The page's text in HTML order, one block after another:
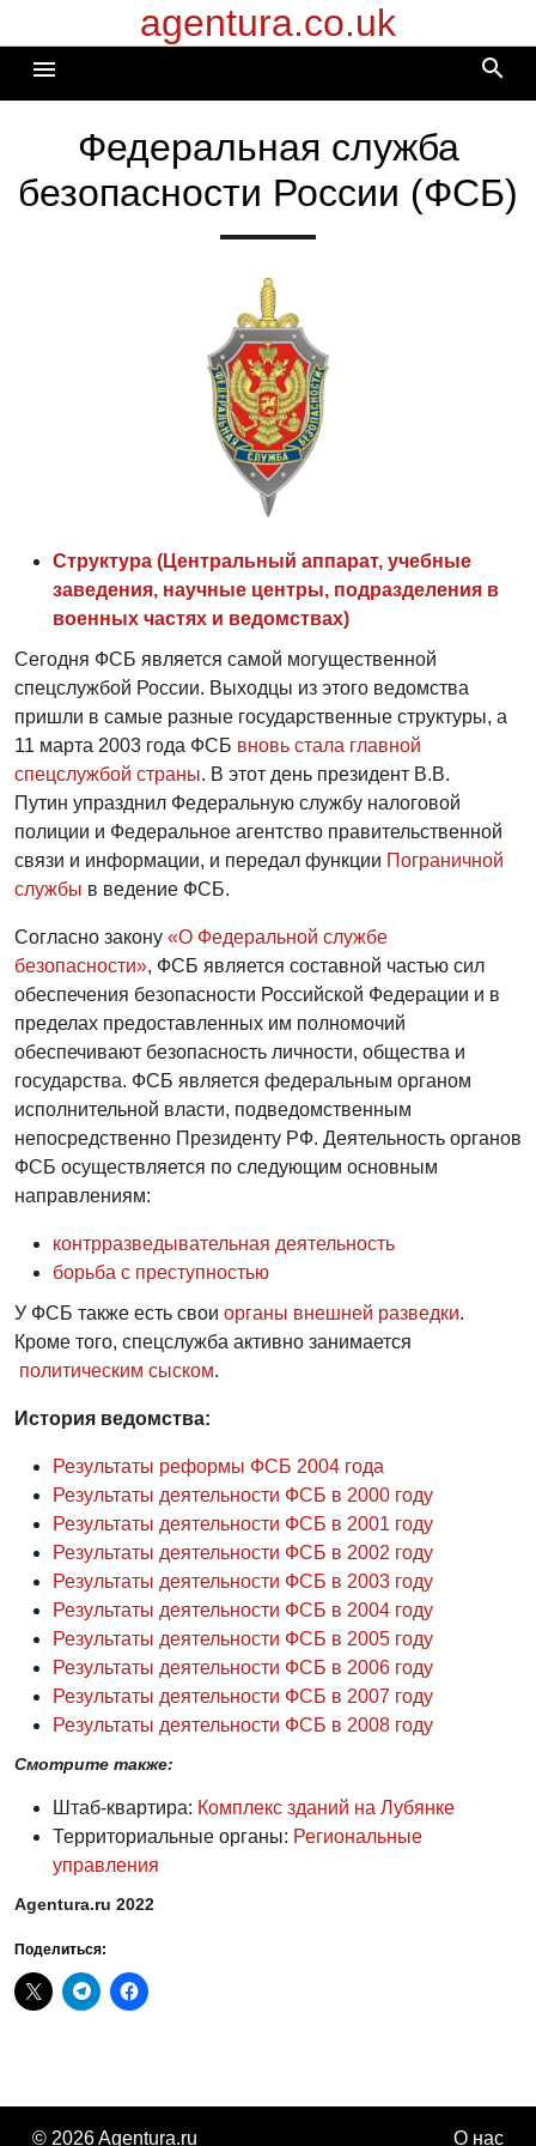
к
содержимому
agentura.co.uk
menu search
Федеральная служба
безопасности России (ФСБ)
Структура (Центральный аппарат, учебные
заведения, научные центры, подразделения в
военных частях и ведомствах)
Сегодня ФСБ является самой могущественной
спецслужбой России. Выходцы из этого ведомства
пришли в самые разные государственные структуры, а
11 марта 2003 года ФСБ вновь стала главной
спецслужбой страны. В этот день президент В.В.
Путин упразднил Федеральную службу налоговой
полиции и Федеральное агентство правительственной
связи и информации, и передал функции Пограничной
службы в ведение ФСБ.
Согласно закону «О Федеральной службе
безопасности», ФСБ является составной частью сил
обеспечения безопасности Российской Федерации и в
пределах предоставленных им полномочий
обеспечивают безопасность личности, общества и
государства. ФСБ является федеральным органом
исполнительной власти, подведомственным
непосредственно Президенту РФ. Деятельность органов
ФСБ осуществляется по следующим основным
направлениям:
контрразведывательная деятельность
борьба с преступностью
У ФСБ также есть свои органы внешней разведки.
Кроме того, спецслужба активно занимается
политическим сыском.
История ведомства:
Результаты реформы ФСБ 2004 года
Результаты деятельности ФСБ в 2000 году
Результаты деятельности ФСБ в 2001 году
Результаты деятельности ФСБ в 2002 году
Результаты деятельности ФСБ в 2003 году
Результаты деятельности ФСБ в 2004 году
Результаты деятельности ФСБ в 2005 году
Результаты деятельности ФСБ в 2006 году
Результаты деятельности ФСБ в 2007 году
Результаты деятельности ФСБ в 2008 году
Смотрите также:
Штаб-квартира: Комплекс зданий на Лубянке
Территориальные органы: Региональные
управления
Agentura.ru 2022
Поделиться:
© 2026 Agentura.ru О нас